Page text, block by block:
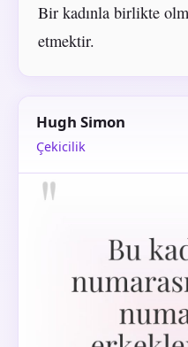
Bir kadınla birlikte
etmektir.
Hugh Simon
Çekicilik